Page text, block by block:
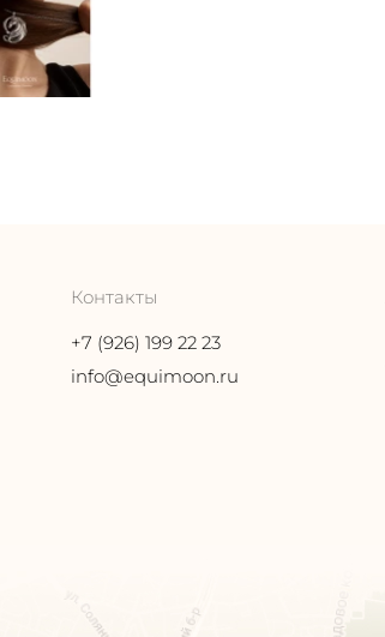
Контакты
+7 (926) 199 22 23
info@equimoon.ru